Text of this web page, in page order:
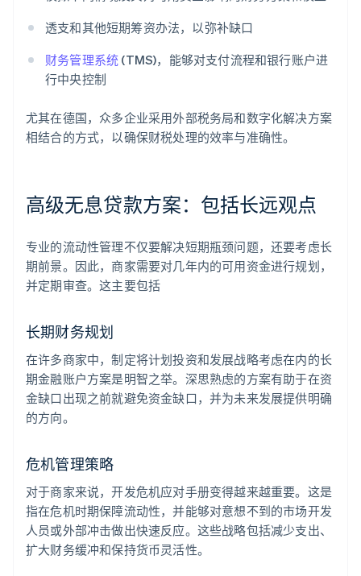
透支和其他短期筹资办法，以弥补缺口
财务管理系统 (TMS)，能够对支付流程和银行账户进
行中央控制
尤其在德国，众多企业采用外部税务局和数字化解决方案
相结合的方式，以确保财税处理的效率与准确性。
高级无息贷款方案：包括长远观点
专业的流动性管理不仅要解决短期瓶颈问题，还要考虑长
期前景。因此，商家需要对几年内的可用资金进行规划，
并定期审查。这主要包括
长期财务规划
在许多商家中，制定将计划投资和发展战略考虑在内的长
期金融账户方案是明智之举。深思熟虑的方案有助于在资
金缺口出现之前就避免资金缺口，并为未来发展提供明确
的方向。
危机管理策略
对于商家来说，开发危机应对手册变得越来越重要。这是
指在危机时期保障流动性，并能够对意想不到的市场开发
人员或外部冲击做出快速反应。这些战略包括减少支出、
扩大财务缓冲和保持货币灵活性。